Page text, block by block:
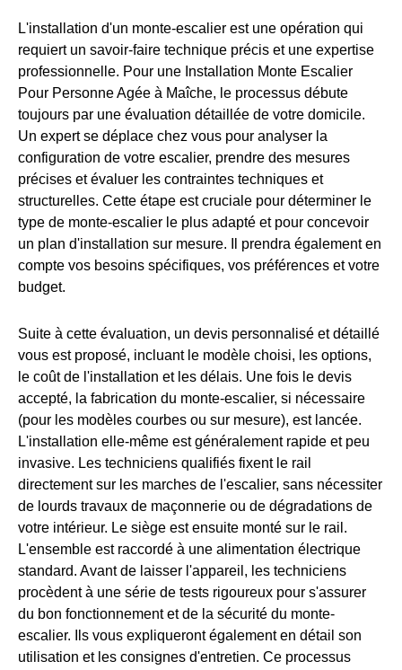
L'installation d'un monte-escalier est une opération qui
requiert un savoir-faire technique précis et une expertise
professionnelle. Pour une Installation Monte Escalier
Pour Personne Agée à Maîche, le processus débute
toujours par une évaluation détaillée de votre domicile.
Un expert se déplace chez vous pour analyser la
configuration de votre escalier, prendre des mesures
précises et évaluer les contraintes techniques et
structurelles. Cette étape est cruciale pour déterminer le
type de monte-escalier le plus adapté et pour concevoir
un plan d'installation sur mesure. Il prendra également en
compte vos besoins spécifiques, vos préférences et votre
budget.
Suite à cette évaluation, un devis personnalisé et détaillé
vous est proposé, incluant le modèle choisi, les options,
le coût de l'installation et les délais. Une fois le devis
accepté, la fabrication du monte-escalier, si nécessaire
(pour les modèles courbes ou sur mesure), est lancée.
L'installation elle-même est généralement rapide et peu
invasive. Les techniciens qualifiés fixent le rail
directement sur les marches de l'escalier, sans nécessiter
de lourds travaux de maçonnerie ou de dégradations de
votre intérieur. Le siège est ensuite monté sur le rail.
L'ensemble est raccordé à une alimentation électrique
standard. Avant de laisser l'appareil, les techniciens
procèdent à une série de tests rigoureux pour s'assurer
du bon fonctionnement et de la sécurité du monte-
escalier. Ils vous expliqueront également en détail son
utilisation et les consignes d'entretien. Ce processus